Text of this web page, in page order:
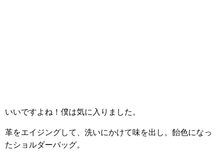
いいですよね！僕は気に入りました。
革をエイジングして、洗いにかけて味を出し。飴色になっ
たショルダーバッグ。